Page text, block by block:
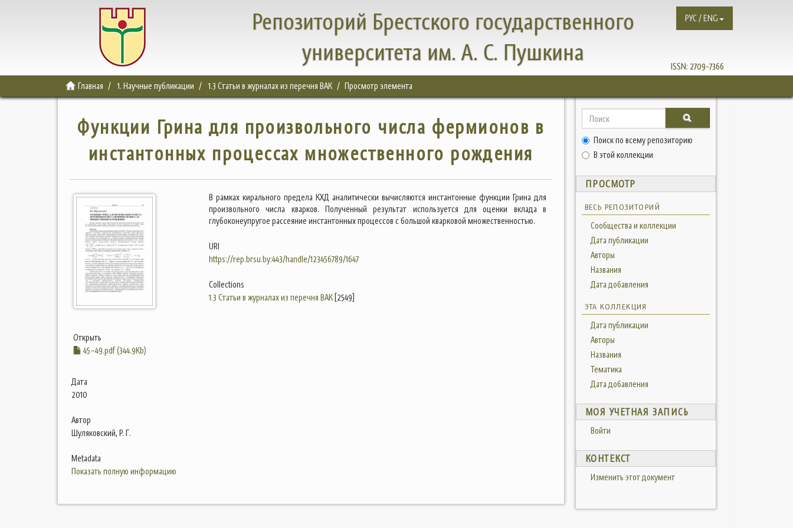
Репозиторий Брестского государственного
университета им. А. С. Пушкина
ISSN: 2709-7366
РУС / ENG
Главная 1. Научные публикации 1.3 Статьи в журналах из перечня ВАК Просмотр элемента
Функции Грина для произвольного числа фермионов в
инстантонных процессах множественного рождения
Открыть
45–49.pdf (344.9Kb)
Дата
2010
Автор
Шуляковский, Р. Г.
Metadata
Показать полную информацию
В рамках кирального предела КХД аналитически вычисляются инстантонные функции Грина для
произвольного числа кварков. Полученный результат используется для оценки вклада в
глубоконеупругое рассеяние инстантонных процессов с большой кварковой множественностью.
URI
https://rep.brsu.by:443/handle/123456789/1647
Collections
1.3 Статьи в журналах из перечня ВАК[2549]
Поиск по всему репозиторию
В этой коллекции
ПРОСМОТР
ВЕСЬ РЕПОЗИТОРИЙ
Сообщества и коллекции
Дата публикации
Авторы
Названия
Дата добавления
ЭТА КОЛЛЕКЦИЯ
Дата публикации
Авторы
Названия
Тематика
Дата добавления
МОЯ УЧЕТНАЯ ЗАПИСЬ
Войти
КОНТЕКСТ
Изменить этот документ